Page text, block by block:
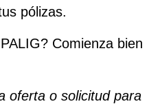
pólizas.
Comienza bien
oferta o solicitud para